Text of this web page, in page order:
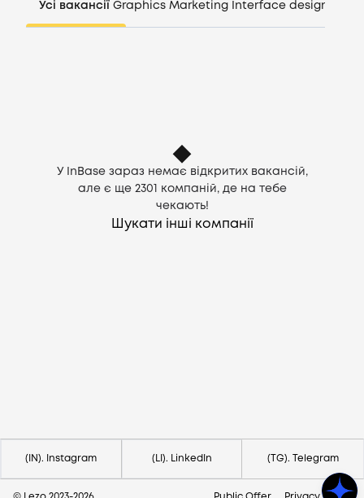
Усі вакансії Graphics Marketing Interface design
У InBase зараз немає відкритих вакансій,
але є ще 2301
компаній, де на тебе
чекають!
Шукати інші компанії
(IN). Instagram (LI). LinkedIn (TG). Telegram